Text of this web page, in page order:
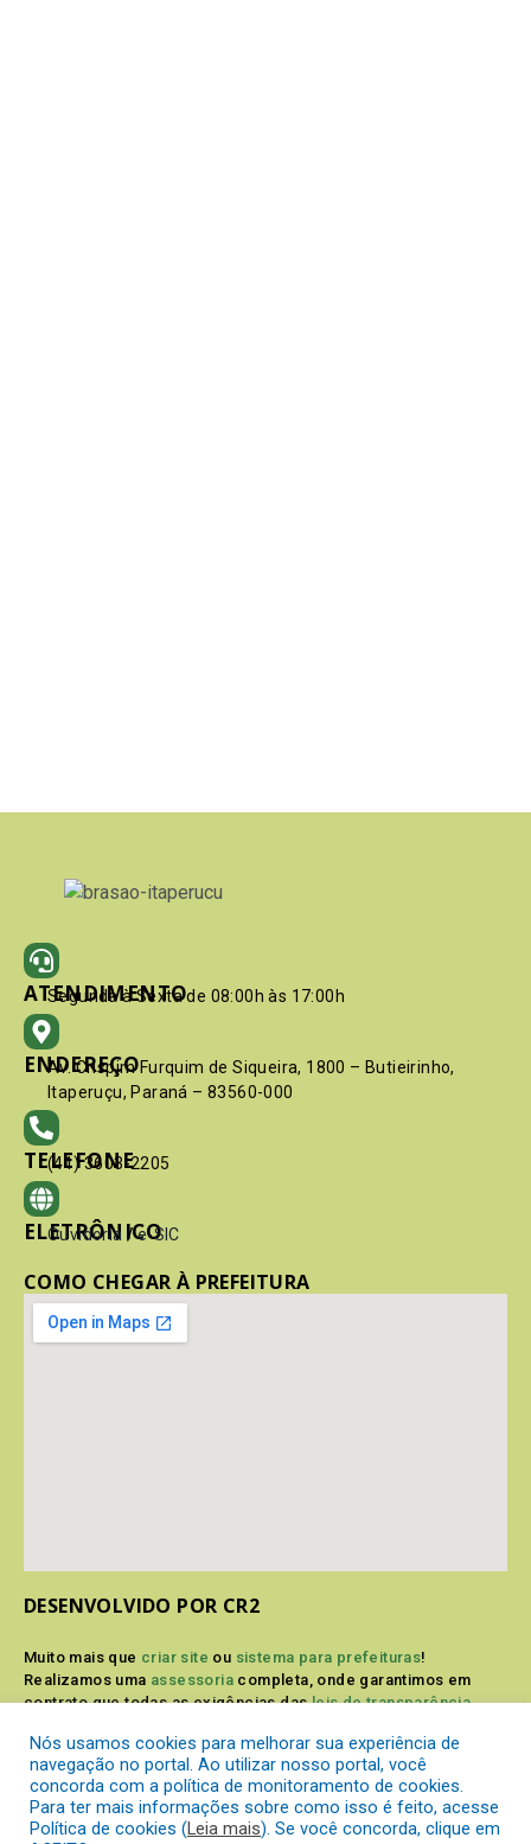
ATENDIMENTO
Segunda à Sexta de 08:00h às 17:00h
ENDEREÇO
Av. Crispim Furquim de Siqueira, 1800 – Butieirinho,
Itaperuçu, Paraná – 83560-000
TELEFONE
(41) 3603-2205
ELETRÔNICO
Ouvidoria / e-SIC
COMO CHEGAR À PREFEITURA
DESENVOLVIDO POR CR2
Muito mais que criar site ou sistema para prefeituras!
Realizamos uma assessoria completa, onde garantimos em
contrato que todas as exigências dasleis de transparência
Conheça oPNTPe oRadar da Transparência Pública
Nós usamos cookies para melhorar sua experiência de
navegação no portal. Ao utilizar nosso portal, você
concorda com a política de monitoramento de cookies.
Para ter mais informações sobre como isso é feito, acesse
Política de cookies (Leia mais). Se você concorda, clique em